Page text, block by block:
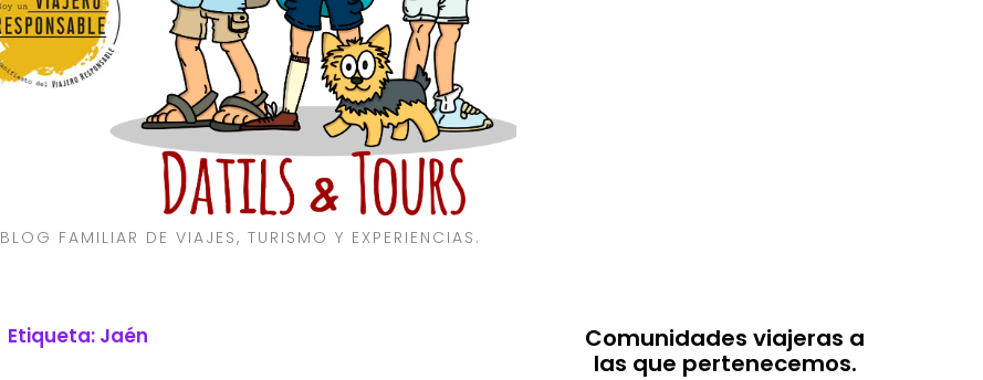
BLOG FAMILIAR DE VIAJES, TURISMO Y EXPERIENCIAS.
Etiqueta: Jaén
Comunidades viajeras a
las que pertenecemos.